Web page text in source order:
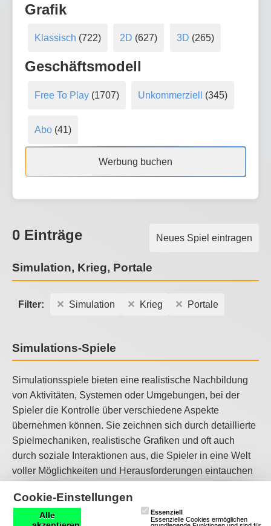
Grafik
Klassisch (722) 2D (627) 3D (265)
Geschäftsmodell
Free To Play(1707) Unkommerziell (345)
Abo(41)
Werbung buchen
Neues Spiel eintragen
0 Einträge
Simulation, Krieg, Portale
Filter: Simulation Krieg Portale
Simulations-Spiele
Simulationsspiele bieten eine realistische Nachbildung
von Aktivitäten, Systemen oder Umgebungen, bei der
Spieler die Kontrolle über verschiedene Aspekte
übernehmen können. Sie zeichnen sich durch detaillierte
Spielmechaniken, realistische Grafiken und oft auch
durch soziale Interaktionen aus, die Spieler in eine Welt
voller Möglichkeiten und Herausforderungen eintauchen
realistische Erfahrungen machen und komplexe Systeme
steuern möchten.
Cookie-Einstellungen
Alle
Essenziell
Essenzielle Cookies ermöglichen